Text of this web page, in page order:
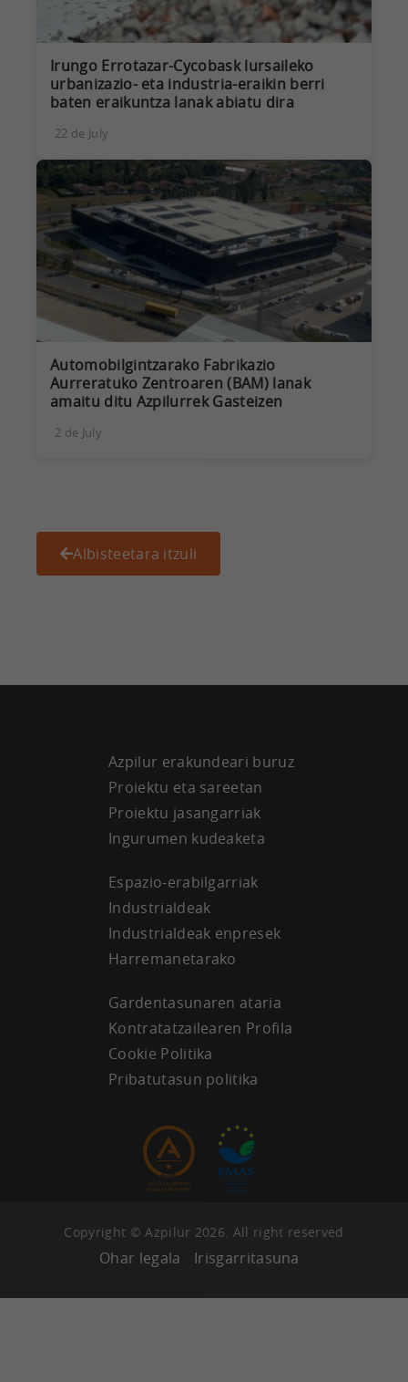
Irungo Errotazar-Cycobask lursaileko
urbanizazio- eta industria-eraikin berri
baten eraikuntza lanak abiatu dira
22 de July
Automobilgintzarako Fabrikazio
Aurreratuko Zentroaren (BAM) lanak
amaitu ditu Azpilurrek Gasteizen
2 de July
Albisteetara itzuli
Azpilur erakundeari buruz
Proiektu eta sareetan
Proiektu jasangarriak
Ingurumen kudeaketa
Espazio-erabilgarriak
Industrialdeak
Industrialdeak enpresek
Harremanetarako
Gardentasunaren ataria
Kontratatzailearen Profila
Cookie Politika
Pribatutasun politika
Copyright © Azpilur 2026. All right reserved
Ohar legala Irisgarritasuna